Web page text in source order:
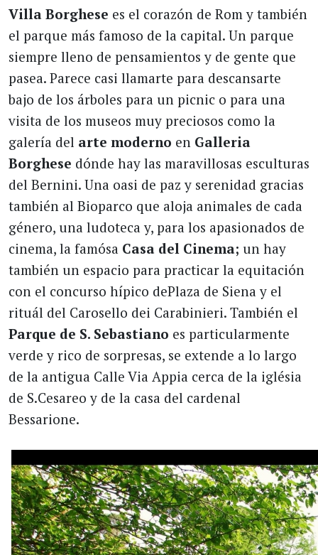
Villa Borghese es el corazón de Rom y también
el parque más famoso de la capital. Un parque
siempre lleno de pensamientos y de gente que
pasea. Parece casi llamarte para descansarte
bajo de los árboles para un picnic o para una
visita de los museos muy preciosos como la
galería del arte moderno en Galleria
Borghese dónde hay las maravillosas esculturas
del Bernini. Una oasi de paz y serenidad gracias
también al Bioparco que aloja animales de cada
género, una ludoteca y, para los apasionados de
cinema, la famósa Casa del Cinema; un hay
también un espacio para practicar la equitación
con el concurso hípico dePlaza de Siena y el
rituál del Carosello dei Carabinieri. También el
Parque de S. Sebastiano es particularmente
verde y rico de sorpresas, se extende a lo largo
de la antigua Calle Via Appia cerca de la iglésia
de S.Cesareo y de la casa del cardenal
Bessarione.